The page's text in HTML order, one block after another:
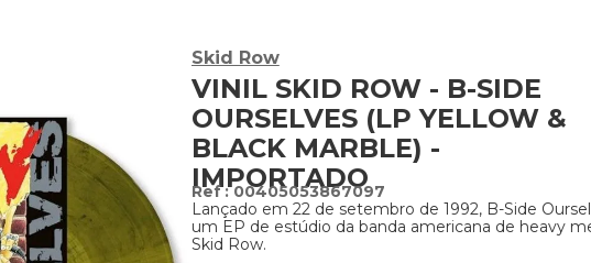
Skid Row
VINIL SKID ROW - B-SIDE
OURSELVES (LP YELLOW &
BLACK MARBLE) -
IMPORTADO
:00405053867097
Lançado em 22 de setembro de 1992, B-Side
um EP de estúdio da banda americana de heavy
Skid Row.